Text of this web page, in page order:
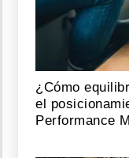
¿Cómo
el
Performance